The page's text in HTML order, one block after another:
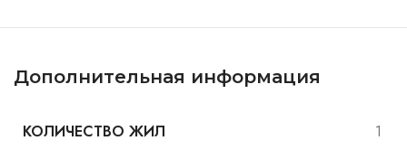
Дополнительная информация
КОЛИЧЕСТВО ЖИЛ 1